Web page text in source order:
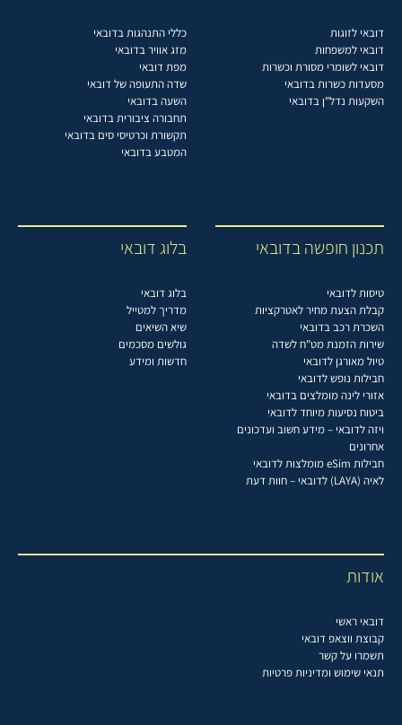
דובאי לזוגות
דובאי למשפחות
דובאי לשומרי מסורת וכשרות
מסעדות כשרות בדובאי
השקעות נדל"ן בדובאי
כללי התנהגות בדובאי
מזג אוויר בדובאי
מפת דובאי
שדה התעופה של דובאי
השעה בדובאי
תחבורה ציבורית בדובאי
תקשורת וכרטיסי סים בדובאי
המטבע בדובאי
תכנון חופשה בדובאי
טיסות לדובאי
קבלת הצעת מחיר לאטרקציות
השכרת רכב בדובאי
שירות הזמנת מט"ח לשדה
טיול מאורגן לדובאי
חבילות נופש לדובאי
אזורי לינה מומלצים בדובאי
ביטוח נסיעות מיוחד לדובאי
ויזה לדובאי – מידע חשוב ועדכונים
אחרונים
חבילות eSim מומלצות לדובאי
לאיה (LAYA) לדובאי – חוות דעת
בלוג דובאי
בלוג דובאי
מדריך למטייל
שיא השיאים
גולשים מסכמים
חדשות ומידע
אודות
דובאי ראשי
קבוצת ווצאפ דובאי
תשמרו על קשר
תנאי שימוש ומדיניות פרטיות